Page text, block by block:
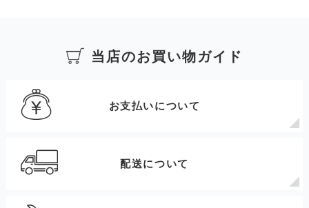
当店のお買い物ガイド
お支払いについて
配送について